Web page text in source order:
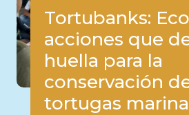
Tortubanks:
acciones que
huella para la
conservación
tortugas